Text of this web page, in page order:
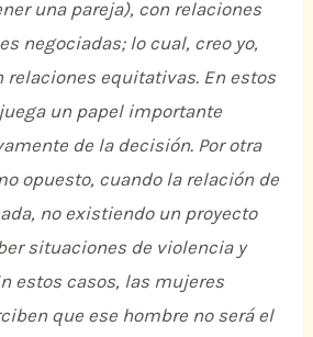
una pareja), con relaciones
negociadas; lo cual, creo yo,
relaciones equitativas. En estos
un papel importante
de la decisión. Por otra
opuesto, cuando la relación de
no existiendo un proyecto
situaciones de violencia y
estos casos, las mujeres
que ese hombre no será el